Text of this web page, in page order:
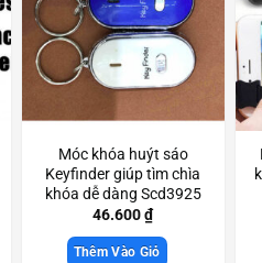
Móc khóa huýt sáo
Keyfinder giúp tìm chìa
khóa dễ dàng Scd3925
46.600₫
Thêm Vào Giỏ